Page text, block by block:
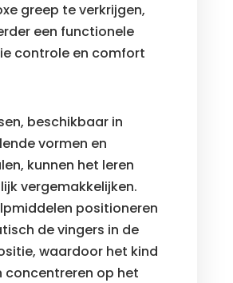
greep te verkrijgen,
een functionele
controle en comfort
beschikbaar in
vormen en
kunnen het leren
vergemakkelijken.
positioneren
de vingers in de
waardoor het kind
concentreren op het